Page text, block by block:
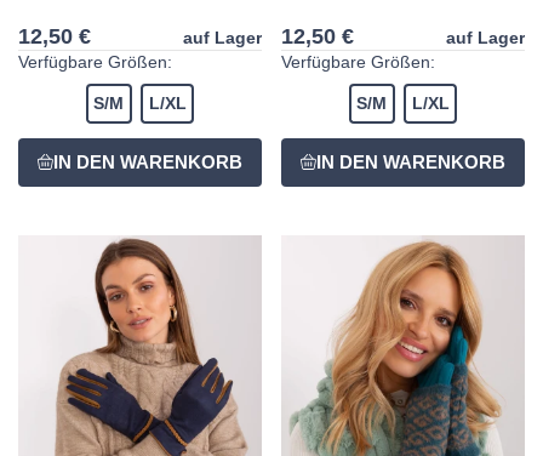
12,50 €
auf Lager
Verfügbare Größen:
S/M L/XL
12,50 €
auf Lager
Verfügbare Größen:
S/M L/XL